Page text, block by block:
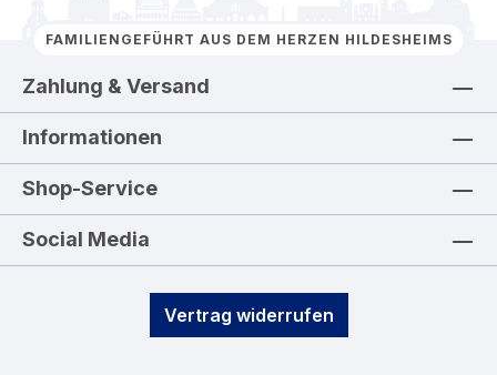
FAMILIENGEFÜHRT AUS DEM HERZEN HILDESHEIMS
Zahlung & Versand
Informationen
Shop-Service
Social Media
Vertrag widerrufen